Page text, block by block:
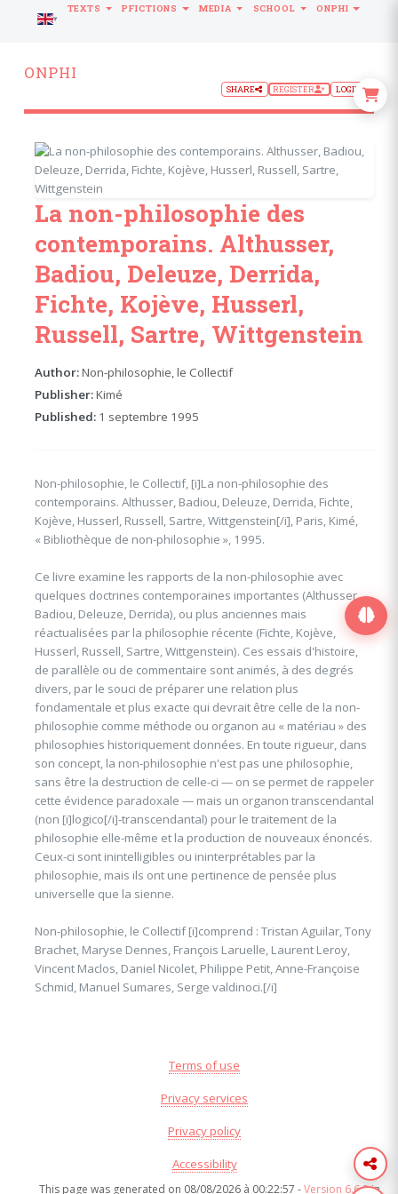
ONPHI
SHARE REGISTER LOGIN
La non-philosophie des
contemporains. Althusser,
Badiou, Deleuze, Derrida,
Fichte, Kojève, Husserl,
Russell, Sartre, Wittgenstein
Author:Non-philosophie, le Collectif
Publisher:Kimé
Published:1 septembre 1995
Non-philosophie, le Collectif, [i]La non-philosophie des
contemporains. Althusser, Badiou, Deleuze, Derrida, Fichte,
Kojève, Husserl, Russell, Sartre, Wittgenstein[/i], Paris, Kimé,
« Bibliothèque de non-philosophie », 1995.
Ce livre examine les rapports de la non-philosophie avec
quelques doctrines contemporaines importantes (Althusser,
Badiou, Deleuze, Derrida), ou plus anciennes mais
réactualisées par la philosophie récente (Fichte, Kojève,
Husserl, Russell, Sartre, Wittgenstein). Ces essais d'histoire,
de parallèle ou de commentaire sont animés, à des degrés
divers, par le souci de préparer une relation plus
fondamentale et plus exacte qui devrait être celle de la non-
philosophie comme méthode ou organon au « matériau » des
philosophies historiquement données. En toute rigueur, dans
son concept, la non-philosophie n'est pas une philosophie,
sans être la destruction de celle-ci — on se permet de rappeler
cette évidence paradoxale — mais un organon transcendantal
(non [i]logico[/i]-transcendantal) pour le traitement de la
philosophie elle-même et la production de nouveaux énoncés.
Ceux-ci sont inintelligibles ou ininterprétables par la
philosophie, mais ils ont une pertinence de pensée plus
universelle que la sienne.
Non-philosophie, le Collectif [i]comprend : Tristan Aguilar, Tony
Brachet, Maryse Dennes, François Laruelle, Laurent Leroy,
Vincent Maclos, Daniel Nicolet, Philippe Petit, Anne-Françoise
Schmid, Manuel Sumares, Serge valdinoci.[/i]
Terms of use
Privacy services
Privacy policy
Accessibility
This page was generated on 08/08/2026 à 00:22:57 -Version 6.6.8in
LANGUAGE
TEXTS PFICTIONS MEDIA SCHOOL ONPHI